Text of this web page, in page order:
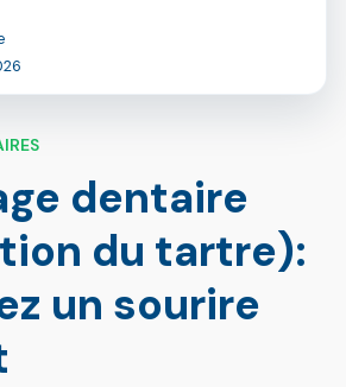
dentaire
du tartre):
un sourire